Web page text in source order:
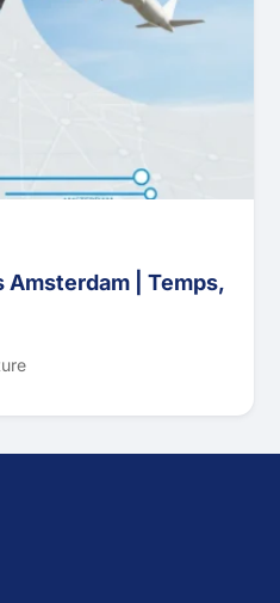
Amsterdam | Temps,